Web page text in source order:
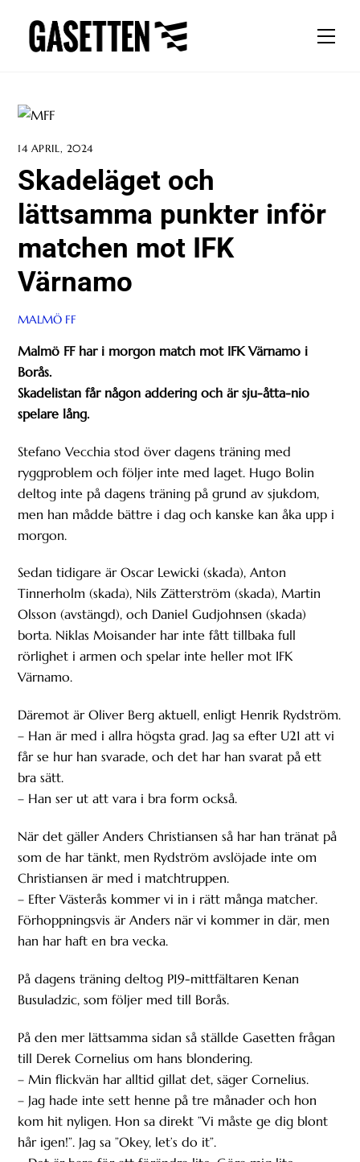
content
14 APRIL, 2024
Skadeläget och
lättsamma punkter inför
matchen mot IFK
Värnamo
MALMÖ FF
Malmö FF har i morgon match mot IFK Värnamo i
Borås.
Skadelistan får någon addering och är sju-åtta-nio
spelare lång.
Stefano Vecchia stod över dagens träning med
ryggproblem och följer inte med laget. Hugo Bolin
deltog inte på dagens träning på grund av sjukdom,
men han mådde bättre i dag och kanske kan åka upp i
morgon.
Sedan tidigare är Oscar Lewicki (skada), Anton
Tinnerholm (skada), Nils Zätterström (skada), Martin
Olsson (avstängd), och Daniel Gudjohnsen (skada)
borta. Niklas Moisander har inte fått tillbaka full
rörlighet i armen och spelar inte heller mot IFK
Värnamo.
Däremot är Oliver Berg aktuell, enligt Henrik Rydström.
– Han är med i allra högsta grad. Jag sa efter U21 att vi
får se hur han svarade, och det har han svarat på ett
bra sätt.
– Han ser ut att vara i bra form också.
När det gäller Anders Christiansen så har han tränat på
som de har tänkt, men Rydström avslöjade inte om
Christiansen är med i matchtruppen.
– Efter Västerås kommer vi in i rätt många matcher.
Förhoppningsvis är Anders när vi kommer in där, men
han har haft en bra vecka.
På dagens träning deltog P19-mittfältaren Kenan
Busuladzic, som följer med till Borås.
På den mer lättsamma sidan så ställde Gasetten frågan
till Derek Cornelius om hans blondering.
– Min flickvän har alltid gillat det, säger Cornelius.
– Jag hade inte sett henne på tre månader och hon
kom hit nyligen. Hon sa direkt ”Vi måste ge dig blont
hår igen!”. Jag sa ”Okey, let’s do it”.